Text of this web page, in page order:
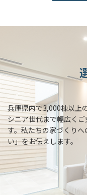
兵庫県内で3,000棟以上
シニア世代まで幅広く
す。私たちの家づくり
い」をお伝えします。